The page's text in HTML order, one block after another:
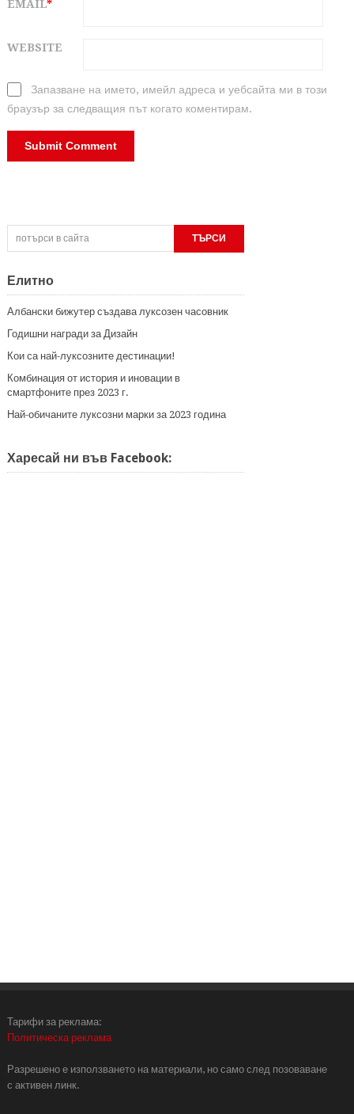
EMAIL*
WEBSITE
Запазване на името, имейл адреса и уебсайта ми в този
браузър за следващия път когато коментирам.
Елитно
Албански бижутер създава луксозен часовник
Годишни награди за Дизайн
Кои са най-луксозните дестинации!
Комбинация от история и иновации в
смартфоните през 2023 г.
Най-обичаните луксозни марки за 2023 година
Харесай ни във Facebook:
Тарифи за реклама:
Политическа реклама
Разрешено е използването на материали, но само след позоваване
с активен линк.